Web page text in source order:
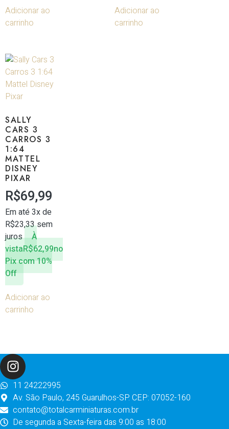
Adicionar ao
carrinho
Adicionar ao
carrinho
SALLY
CARS 3
CARROS 3
1:64
MATTEL
DISNEY
PIXAR
R$69,99
Em até 3x de
R$23,33sem
juros
À
vistaR$62,99no
Pix com 10%
Off
Adicionar ao
carrinho
11 24222995
Av. São Paulo, 245 Guarulhos-SP. CEP: 07052-160
contato@totalcarminiaturas.com.br
De segunda a Sexta-feira das 9:00 as 18:00